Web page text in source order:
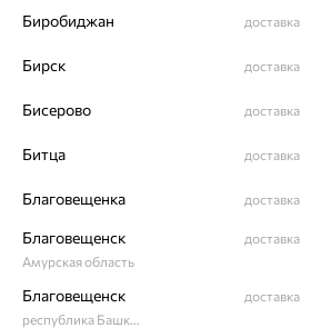
Кольцо обручальное,
от 41 550
64% 64%
Биробиджан доставка
Бирск доставка
Бисерово доставка
Битца доставка
Благовещенка доставка
Благовещенск
Амурская область
доставка
Благовещенск
республика Башкортостан
доставка